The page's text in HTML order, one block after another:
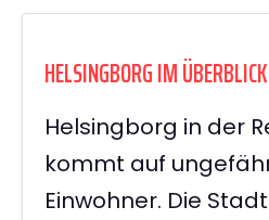
HELSINGBORG IM ÜBERBLICK
Helsingborg in der
kommt auf
Einwohner. Die